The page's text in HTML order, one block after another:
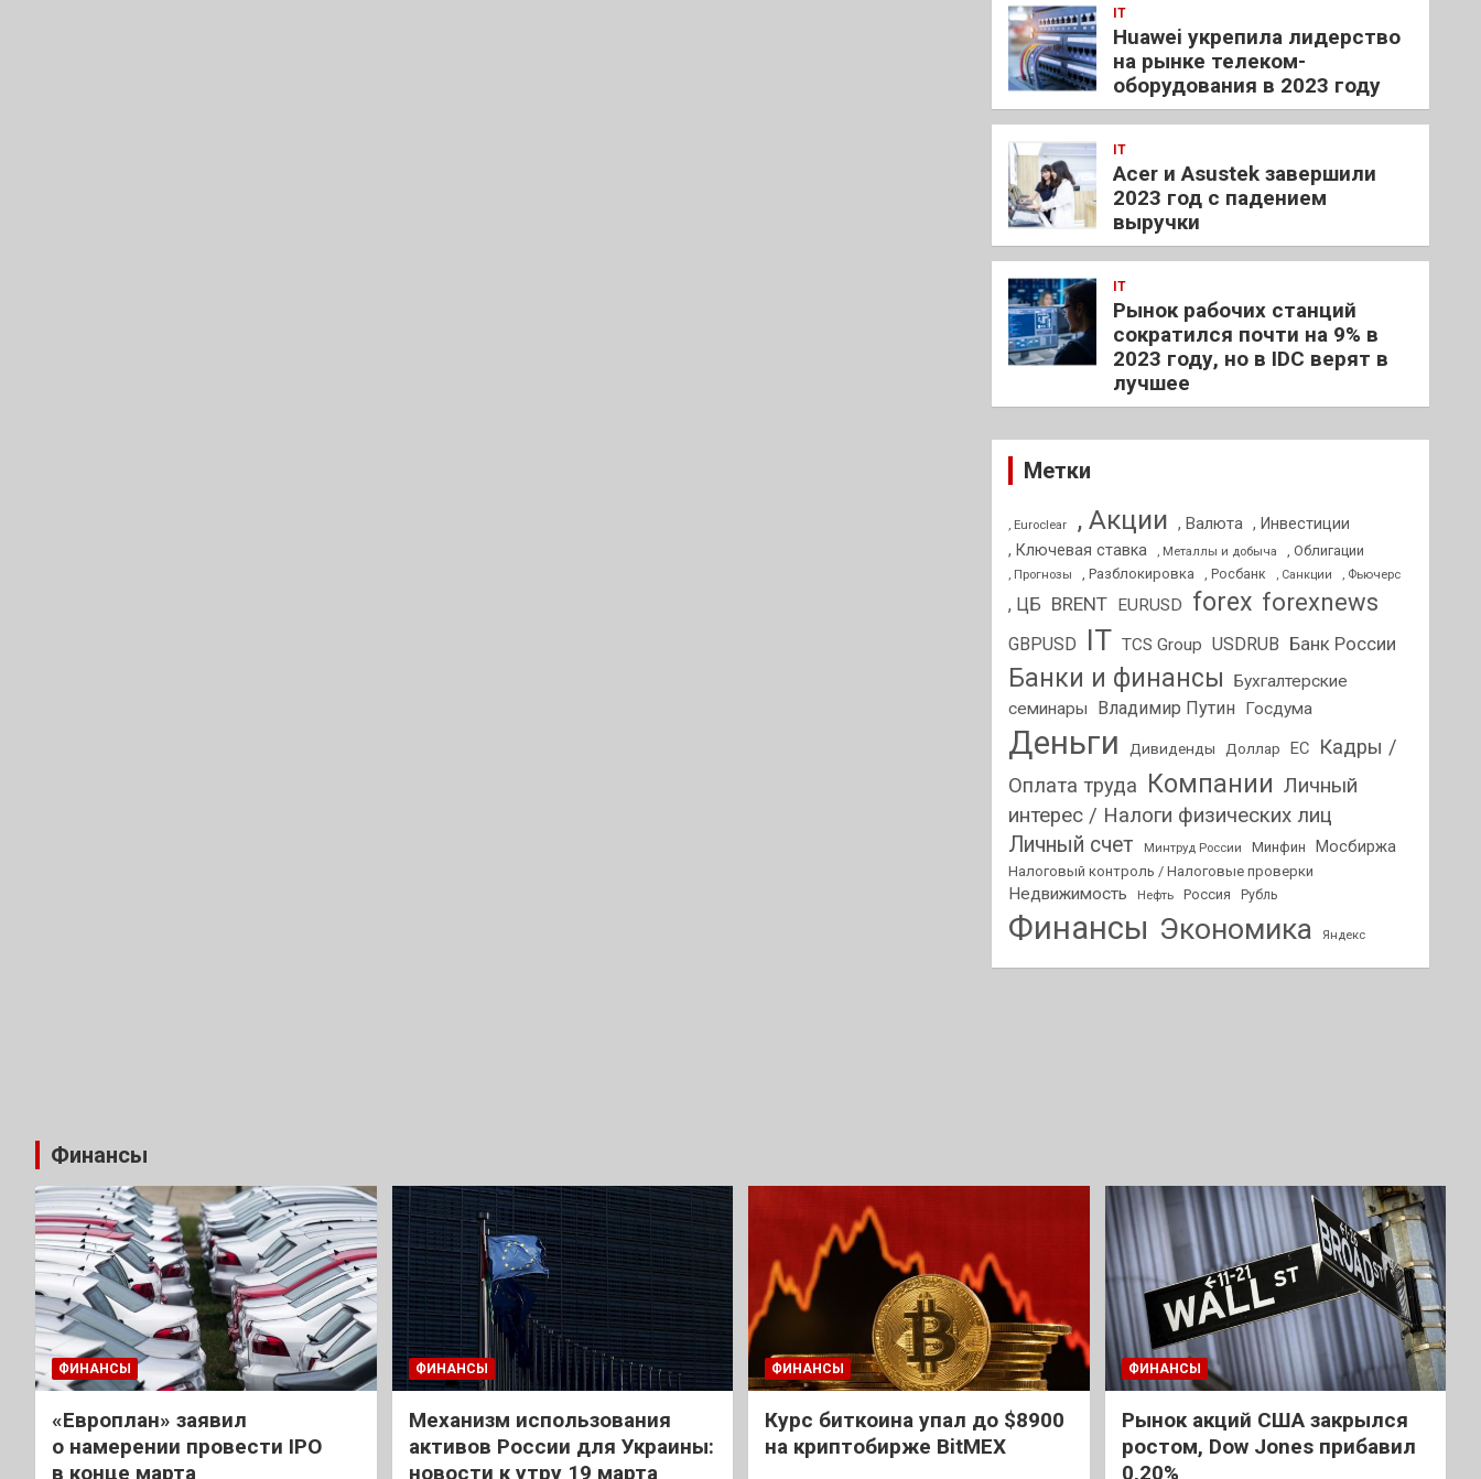
IT
Huawei укрепила лидерство
на рынке телеком-
оборудования в 2023 году
IT
Acer и Asustek завершили
2023 год с падением
выручки
IT
Рынок рабочих станций
сократился почти на 9% в
2023 году, но в IDC верят в
лучшее
Метки
, Euroclear , Акции , Валюта , Инвестиции
, Ключевая ставка
, Металлы и добыча , Облигации
, Прогнозы , Разблокировка , Росбанк , Санкции , Фьючерс
, ЦБ BRENT EURUSD forex forexnews
GBPUSD IT TCS Group USDRUB Банк России
Банки и финансы
Бухгалтерские
семинары
Владимир Путин Госдума
Деньги Дивиденды Доллар ЕС
Кадры /
Оплата труда Компании Личный
интерес / Налоги физических лиц
Личный счет Минтруд России Минфин Мосбиржа
Налоговый контроль / Налоговые проверки
Недвижимость Нефть Россия Рубль
Финансы Экономика Яндекс
Финансы
ФИНАНСЫ
«Европлан» заявил
о намерении провести IPO
в конце марта
ФИНАНСЫ
Механизм использования
активов России для Украины:
новости к утру 19 марта
ФИНАНСЫ
Курс биткоина упал до $8900
на криптобирже BitMEX
ФИНАНСЫ
Рынок акций США закрылся
ростом, Dow Jones прибавил
0,20%